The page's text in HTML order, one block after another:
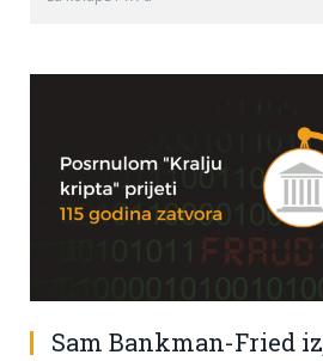
Sam Bankman-Fried